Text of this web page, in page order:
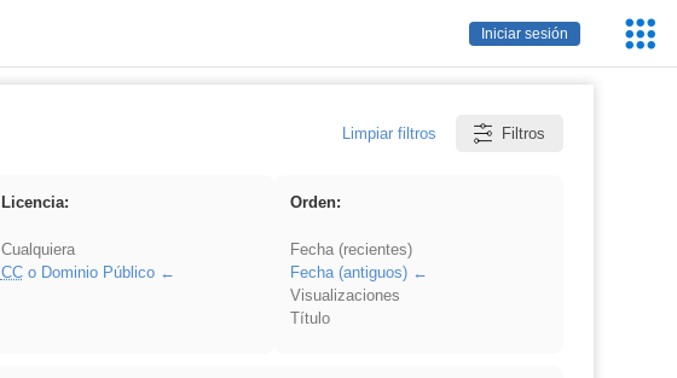
Iniciar sesión
Limpiar filtros Filtros
Licencia:
Cualquiera
CCo Dominio Público
Orden:
Fecha (recientes)
Fecha (antiguos)
Visualizaciones
Título